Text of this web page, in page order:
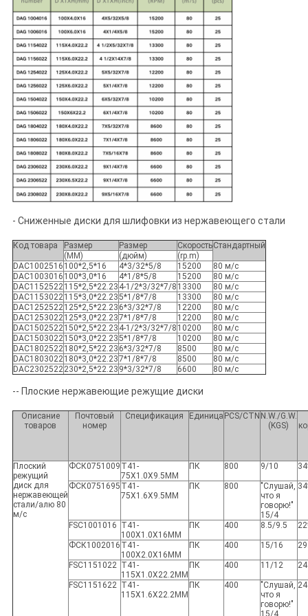
- Сниженные диски для шлифовки из нержавеющего стали
Код товара Размер Размер СкоростьСтандартный
(MM)
(дюйм)
(rp.m)
DAC1002516 100*2,5*16 4*3/32*5/8 15200
80 м/с
DAC1003016 100*3,0*16 4*1/8*5/8 15200
80 м/с
DAC1152522115*2,5*22.23 4-1/2*3/32*7/8 13300
80 м/с
DAC1153022115*3,0*22.235*1/8*7/8 13300
80 м/с
DAC1252522125*2,5*22.23 6*3/32*7/8 12200
80 м/с
DAC1253022125*3,0*22.237*1/8*7/8 12200
80 м/с
DAC1502522150*2,5*22.23 4-1/2*3/32*7/8 10200
80 м/с
DAC1503022150*3,0*22.235*1/8*7/8 10200
80 м/с
DAC1802522180*2,5*22.23 6*3/32*7/8 8500
80 м/с
DAC1803022180*3,0*22.237*1/8*7/8 8500
80 м/с
DAC2302522230*2,5*22.23 9*3/32*7/8 6600 80 м/с
-- Плоские нержавеющие режущие диски
Описание
товаров
Почтовый
номер
Спецификация Единица PCS/CTN N.W./G.W.
(KGS)
Плоский
режущий
диск для
нержавеющей
стали/алю 80
м/с
ФСК0751009 T41-
75X1.0X9.5MM
ПК 800 9/10
ФСК0751695 T41-
75X1.6X9.5MM
ПК 800
"Слушай,
что я
говорю!"
15/4
FSC1001016 T41-
100X1.0X16MM
ПК 400 8.5/9.5
ФСК1002016 T41-
100X2.0X16MM
ПК 400 15/16
FSC1151022 T41-
115X1.0X22.2MM
ПК 400 11/12
FSC1151622 T41-
115X1.6X22.2MM
ПК 400
"Слушай,
что я
говорю!"